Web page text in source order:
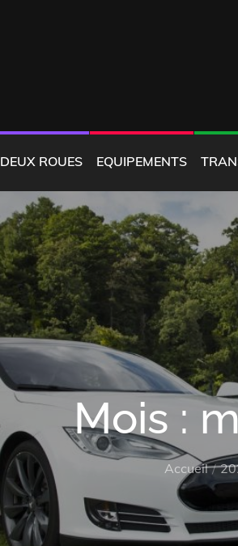
DEUX ROUES EQUIPEMENTS
Mois :
Accueil